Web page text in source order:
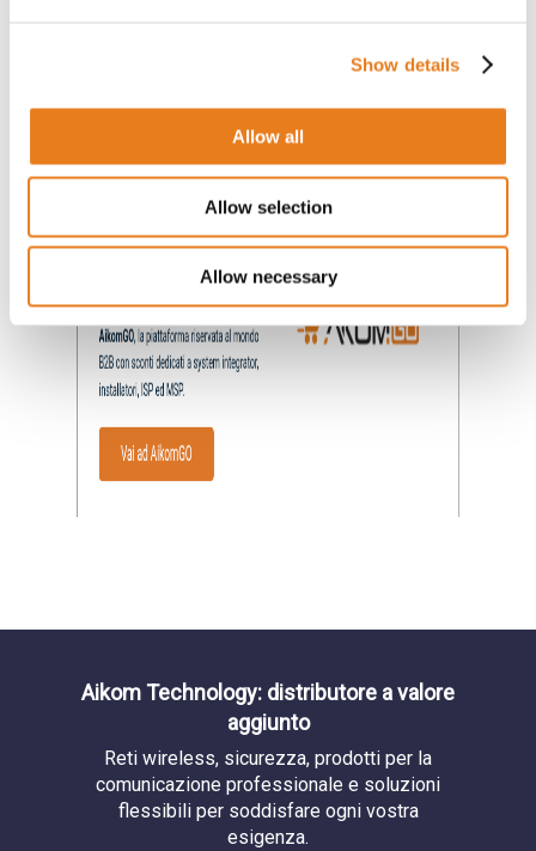
Show details
Allow all
Allow selection
Allow necessary
Aikom Technology: distributore a valore
aggiunto
Reti wireless, sicurezza, prodotti per la
comunicazione professionale e soluzioni
flessibili per soddisfare ogni vostra
esigenza.